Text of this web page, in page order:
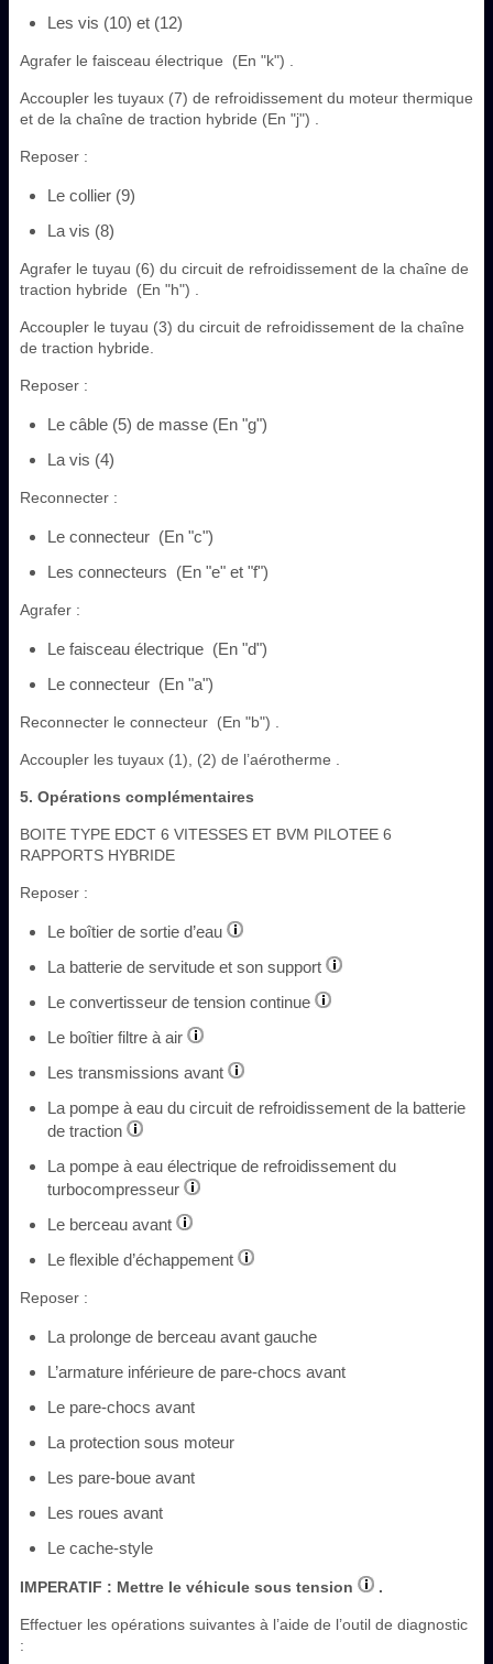
Les vis (10) et (12)
Agrafer le faisceau électrique (En "k") .
Accoupler les tuyaux (7) de refroidissement du moteur thermique
et de la chaîne de traction hybride (En "j") .
Reposer :
Le collier (9)
La vis (8)
Agrafer le tuyau (6) du circuit de refroidissement de la chaîne de
traction hybride (En "h") .
Accoupler le tuyau (3) du circuit de refroidissement de la chaîne
de traction hybride.
Reposer :
Le câble (5) de masse (En "g")
La vis (4)
Reconnecter :
Le connecteur (En "c")
Les connecteurs (En "e" et "f")
Agrafer :
Le faisceau électrique (En "d")
Le connecteur (En "a")
Reconnecter le connecteur (En "b") .
Accoupler les tuyaux (1), (2) de l’aérotherme .
5. Opérations complémentaires
BOITE TYPE EDCT 6 VITESSES ET BVM PILOTEE 6
RAPPORTS HYBRIDE
Reposer :
Le boîtier de sortie d’eau
La batterie de servitude et son support
Le convertisseur de tension continue
Le boîtier filtre à air
Les transmissions avant
La pompe à eau du circuit de refroidissement de la batterie
de traction
La pompe à eau électrique de refroidissement du
turbocompresseur
Le berceau avant
Le flexible d’échappement
Reposer :
La prolonge de berceau avant gauche
L’armature inférieure de pare-chocs avant
Le pare-chocs avant
La protection sous moteur
Les pare-boue avant
Les roues avant
Le cache-style
IMPERATIF : Mettre le véhicule sous tension .
Effectuer les opérations suivantes à l’aide de l’outil de diagnostic
: